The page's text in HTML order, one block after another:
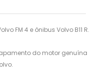
FM 4 e ônibus Volvo B11 R.
do motor genuína